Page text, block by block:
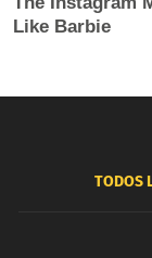
TODOS